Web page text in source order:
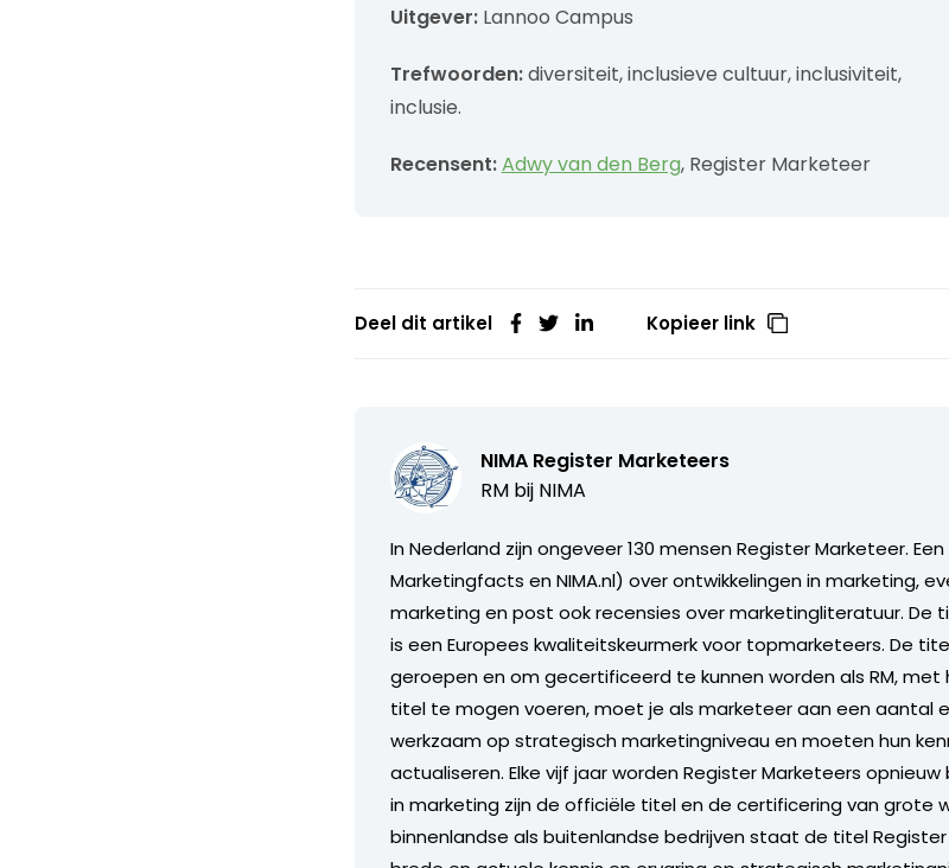
Uitgever: Lannoo Campus
Trefwoorden:diversiteit, inclusieve cultuur, inclusiviteit,
inclusie.
Recensent:Adwy van den Berg, Register Marketeer
Deel dit artikel Kopieer link
NIMA Register Marketeers
RM bij NIMA
In Nederland zijn ongeveer 130 mensen Register Marketeer.
Marketingfacts en NIMA.nl) over ontwikkelingen in marketing,
marketing en post ook recensies over marketingliteratuur. De
is een Europees kwaliteitskeurmerk voor topmarketeers. De
geroepen en om gecertificeerd te kunnen worden als RM,
titel te mogen voeren, moet je als marketeer aan een aantal
werkzaam op strategisch marketingniveau en moeten hun
actualiseren. Elke vijf jaar worden Register Marketeers
in marketing zijn de officiële titel en de certificering van grote
binnenlandse als buitenlandse bedrijven staat de titel